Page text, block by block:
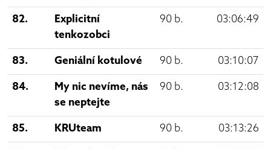
82.
Explicitní
tenkozobci
90 b. 03:06:49
83. Geniální kotulové 90 b. 03:10:07
84.
My nic nevíme, nás
se neptejte
90 b. 03:12:08
85. KRUteam 90 b. 03:13:26